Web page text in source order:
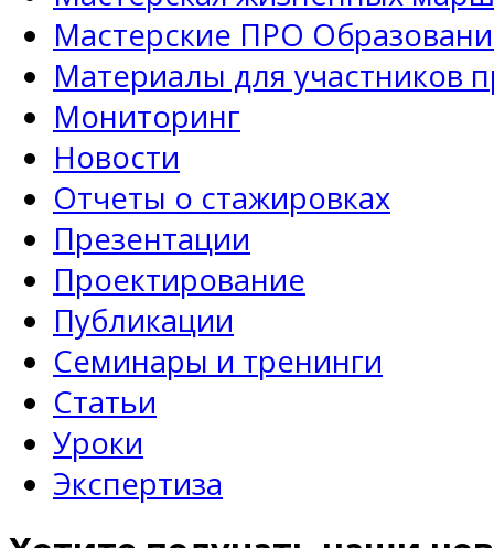
Мастерские ПРО
Материалы для участников
Мониторинг
Новости
Отчеты о стажировках
Презентации
Проектирование
Публикации
Семинары и тренинги
Статьи
Уроки
Экспертиза